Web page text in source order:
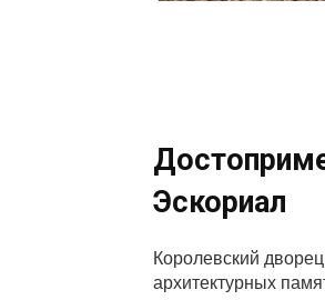
Эскориал
Королевский
архитектурных